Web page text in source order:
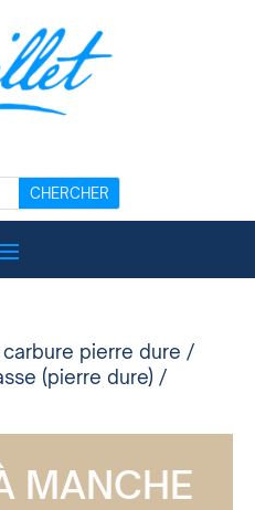
pierre dure /
(pierre dure) /
MANCHE